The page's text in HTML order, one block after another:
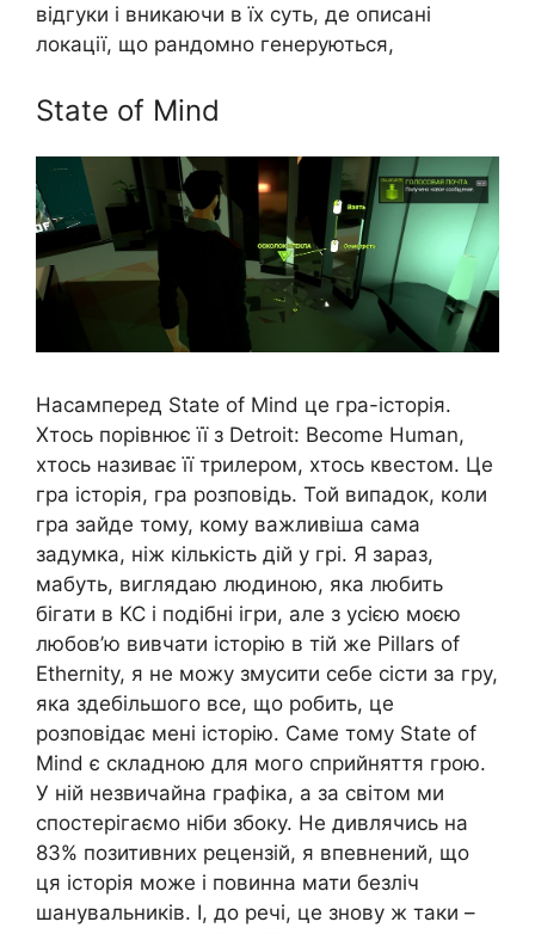
відгуки і вникаючи в їх суть, де описані
локації, що рандомно генеруються,
State of Mind
Насамперед State of Mind це гра-історія.
Хтось порівнює її з Detroit: Become Human,
хтось називає її трилером, хтось квестом. Це
гра історія, гра розповідь. Той випадок, коли
гра зайде тому, кому важливіша сама
задумка, ніж кількість дій у грі. Я зараз,
мабуть, виглядаю людиною, яка любить
бігати в КС і подібні ігри, але з усією моєю
любов’ю вивчати історію в тій же Pillars of
Ethernity, я не можу змусити себе сісти за гру,
яка здебільшого все, що робить, це
розповідає мені історію. Саме тому State of
Mind є складною для мого сприйняття грою.
У ній незвичайна графіка, а за світом ми
спостерігаємо ніби збоку. Не дивлячись на
83% позитивних рецензій, я впевнений, що
ця історія може і повинна мати безліч
шанувальників. І, до речі, це знову ж таки –